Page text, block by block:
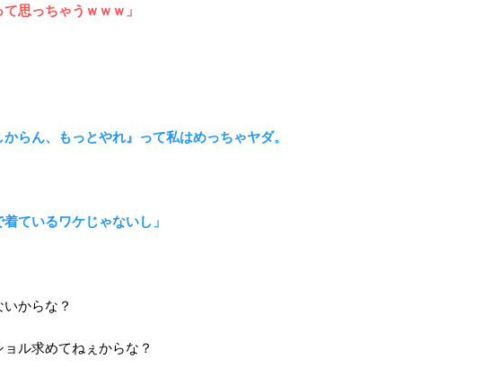
思っちゃうｗｗｗ」
からん、もっとやれ』って私はめっちゃヤダ。
ているワケじゃないし」
からな？
ル求めてねぇからな？